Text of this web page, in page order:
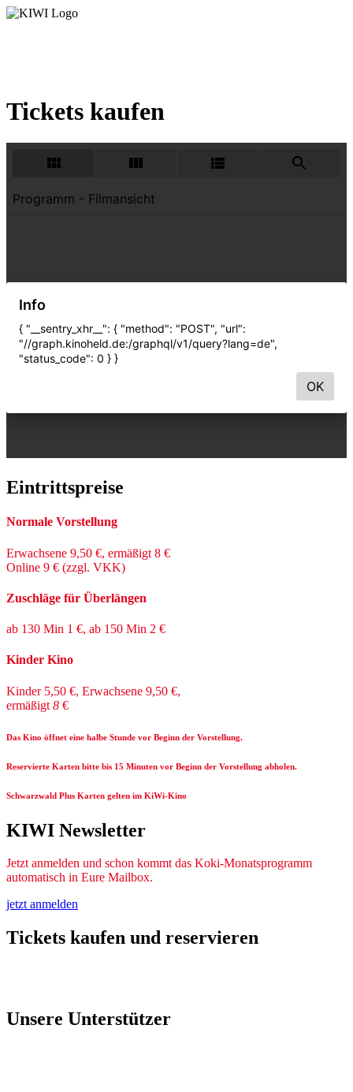
Tickets kaufen
Eintrittspreise
Normale Vorstellung
Erwachsene 9,50 €, ermäßigt 8 €
Online 9 € (zzgl. VKK)
Zuschläge für Überlängen
ab 130 Min 1 €, ab 150 Min 2 €
Kinder Kino
Kinder 5,50 €, Erwachsene 9,50 €,
ermäßigt 8 €
Das Kino öffnet eine halbe Stunde vor Beginn der Vorstellung.
Reservierte Karten bitte bis 15 Minuten vor Beginn der Vorstellung abholen.
Schwarzwald Plus Karten gelten im KiWi-Kino
KIWI Newsletter
Jetzt anmelden und schon kommt das Koki-Monatsprogramm
automatisch in Eure Mailbox.
jetzt anmelden
Tickets kaufen und reservieren
Unsere Unterstützer